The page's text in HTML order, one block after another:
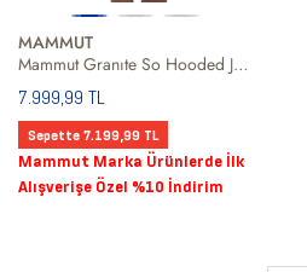
MAMMUT
Mammut Granıte So Hooded Jacket Kadın Haki Softshell
7.999,99 TL
Sepette 7.199,99 TL
Mammut Marka Ürünlerde İlk
Alışverişe Özel %10 İndirim